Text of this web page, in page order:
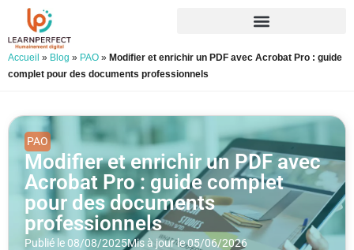
Accueil » Blog » PAO » Modifier et enrichir un PDF avec Acrobat Pro : guide
complet pour des documents professionnels
PAO
Modifier et enrichir un PDF avec
Acrobat Pro : guide complet
pour des documents
professionnels
Publié le 08/08/2025Mis à jour le 05/06/2026